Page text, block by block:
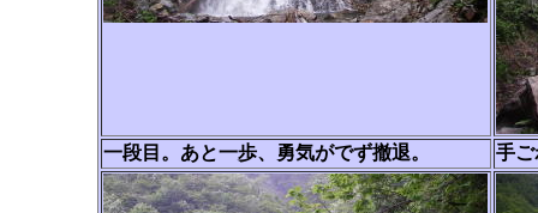
一段目。あと一歩、勇気がでず撤退。 手